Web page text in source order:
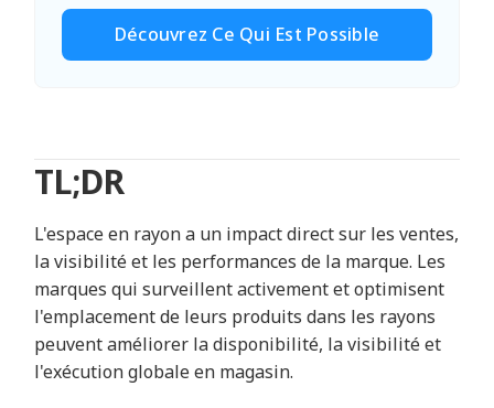
Découvrez Ce Qui Est Possible
TL;DR
L'espace en rayon a un impact direct sur les ventes,
la visibilité et les performances de la marque. Les
marques qui surveillent activement et optimisent
l'emplacement de leurs produits dans les rayons
peuvent améliorer la disponibilité, la visibilité et
l'exécution globale en magasin.